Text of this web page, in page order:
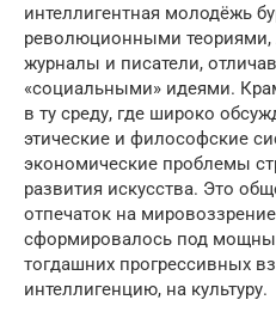
интеллигентная молодёжь
революционными теориями,
журналы и писатели,
«социальными» идеями.
в ту среду, где широко
этические и философские
экономические проблемы
развития искусства. Это
отпечаток на
сформировалось под
тогдашних прогрессивных
интеллигенцию, на культуру.